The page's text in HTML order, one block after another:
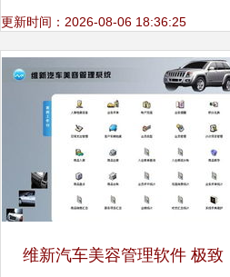
更新时间：2026-08-06 18:36:25
维新汽车美容管理软件 极致